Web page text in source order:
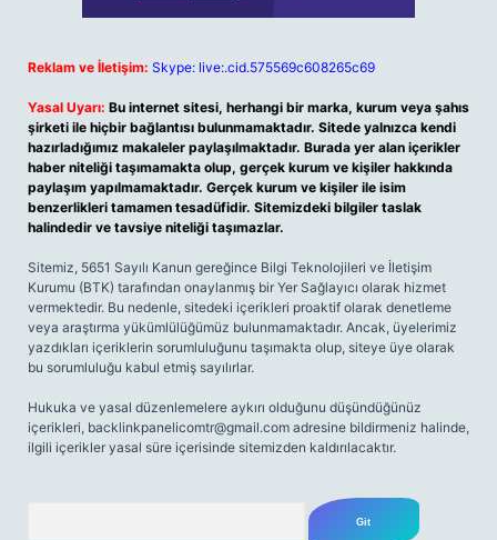
Reklam ve İletişim: Skype: live:.cid.575569c608265c69
Yasal Uyarı: Bu internet sitesi, herhangi bir marka, kurum veya şahıs
şirketi ile hiçbir bağlantısı bulunmamaktadır. Sitede yalnızca kendi
hazırladığımız makaleler paylaşılmaktadır. Burada yer alan içerikler
haber niteliği taşımamakta olup, gerçek kurum ve kişiler hakkında
paylaşım yapılmamaktadır. Gerçek kurum ve kişiler ile isim
benzerlikleri tamamen tesadüfidir. Sitemizdeki bilgiler taslak
halindedir ve tavsiye niteliği taşımazlar.
Sitemiz, 5651 Sayılı Kanun gereğince Bilgi Teknolojileri ve İletişim
Kurumu (BTK) tarafından onaylanmış bir Yer Sağlayıcı olarak hizmet
vermektedir. Bu nedenle, sitedeki içerikleri proaktif olarak denetleme
veya araştırma yükümlülüğümüz bulunmamaktadır. Ancak, üyelerimiz
yazdıkları içeriklerin sorumluluğunu taşımakta olup, siteye üye olarak
bu sorumluluğu kabul etmiş sayılırlar.
Hukuka ve yasal düzenlemelere aykırı olduğunu düşündüğünüz
içerikleri, backlinkpanelicomtr@gmail.com adresine bildirmeniz halinde,
ilgili içerikler yasal süre içerisinde sitemizden kaldırılacaktır.